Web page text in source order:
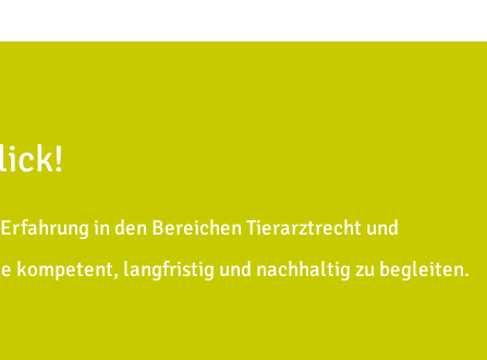
in den Bereichen Tierarztrecht und
kompetent, langfristig und nachhaltig zu begleiten.